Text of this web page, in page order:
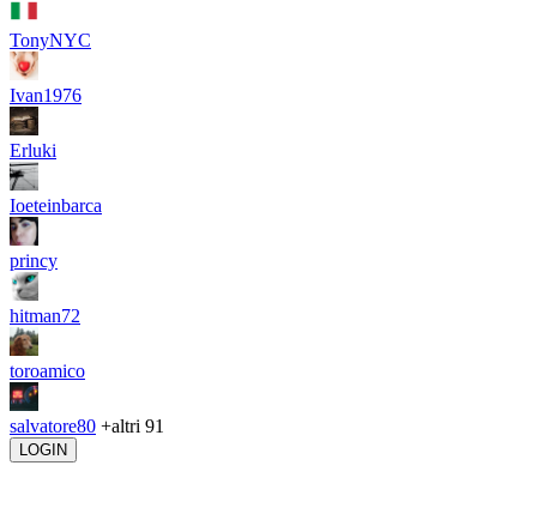
TonyNYC
Ivan1976
Erluki
Ioeteinbarca
princy
hitman72
toroamico
salvatore80 +altri 91
LOGIN